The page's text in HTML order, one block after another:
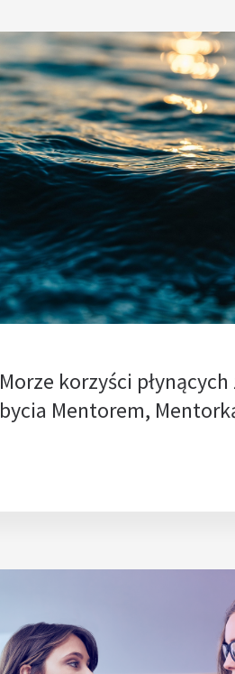
Morze korzyści płynących
bycia Mentorem,